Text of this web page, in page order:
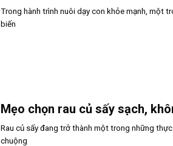
Trong hành trình nuôi dạy con khỏe mạnh, một
biến
Mẹo chọn rau củ sấy sạch,
Rau củ sấy đang trở thành một trong những
chuộng